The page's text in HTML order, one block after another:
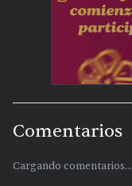
Comentarios
Cargando comentarios...